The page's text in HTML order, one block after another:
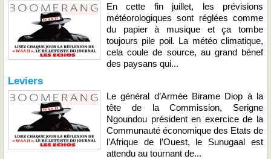
En cette fin juillet, les prévisions
météorologiques sont réglées comme
du papier à musique et ça tombe
toujours pile poil. La météo climatique,
cela coule de source, au grand bénef
des paysans qui...
Leviers
Le général d’Armée Birame Diop à la
tête de la Commission, Serigne
Ngoundou président en exercice de la
Communauté économique des Etats de
l’Afrique de l’Ouest, le Sunugaal est
attendu au tournant de...